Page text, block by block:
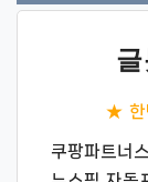
★ 한
쿠팡파트너